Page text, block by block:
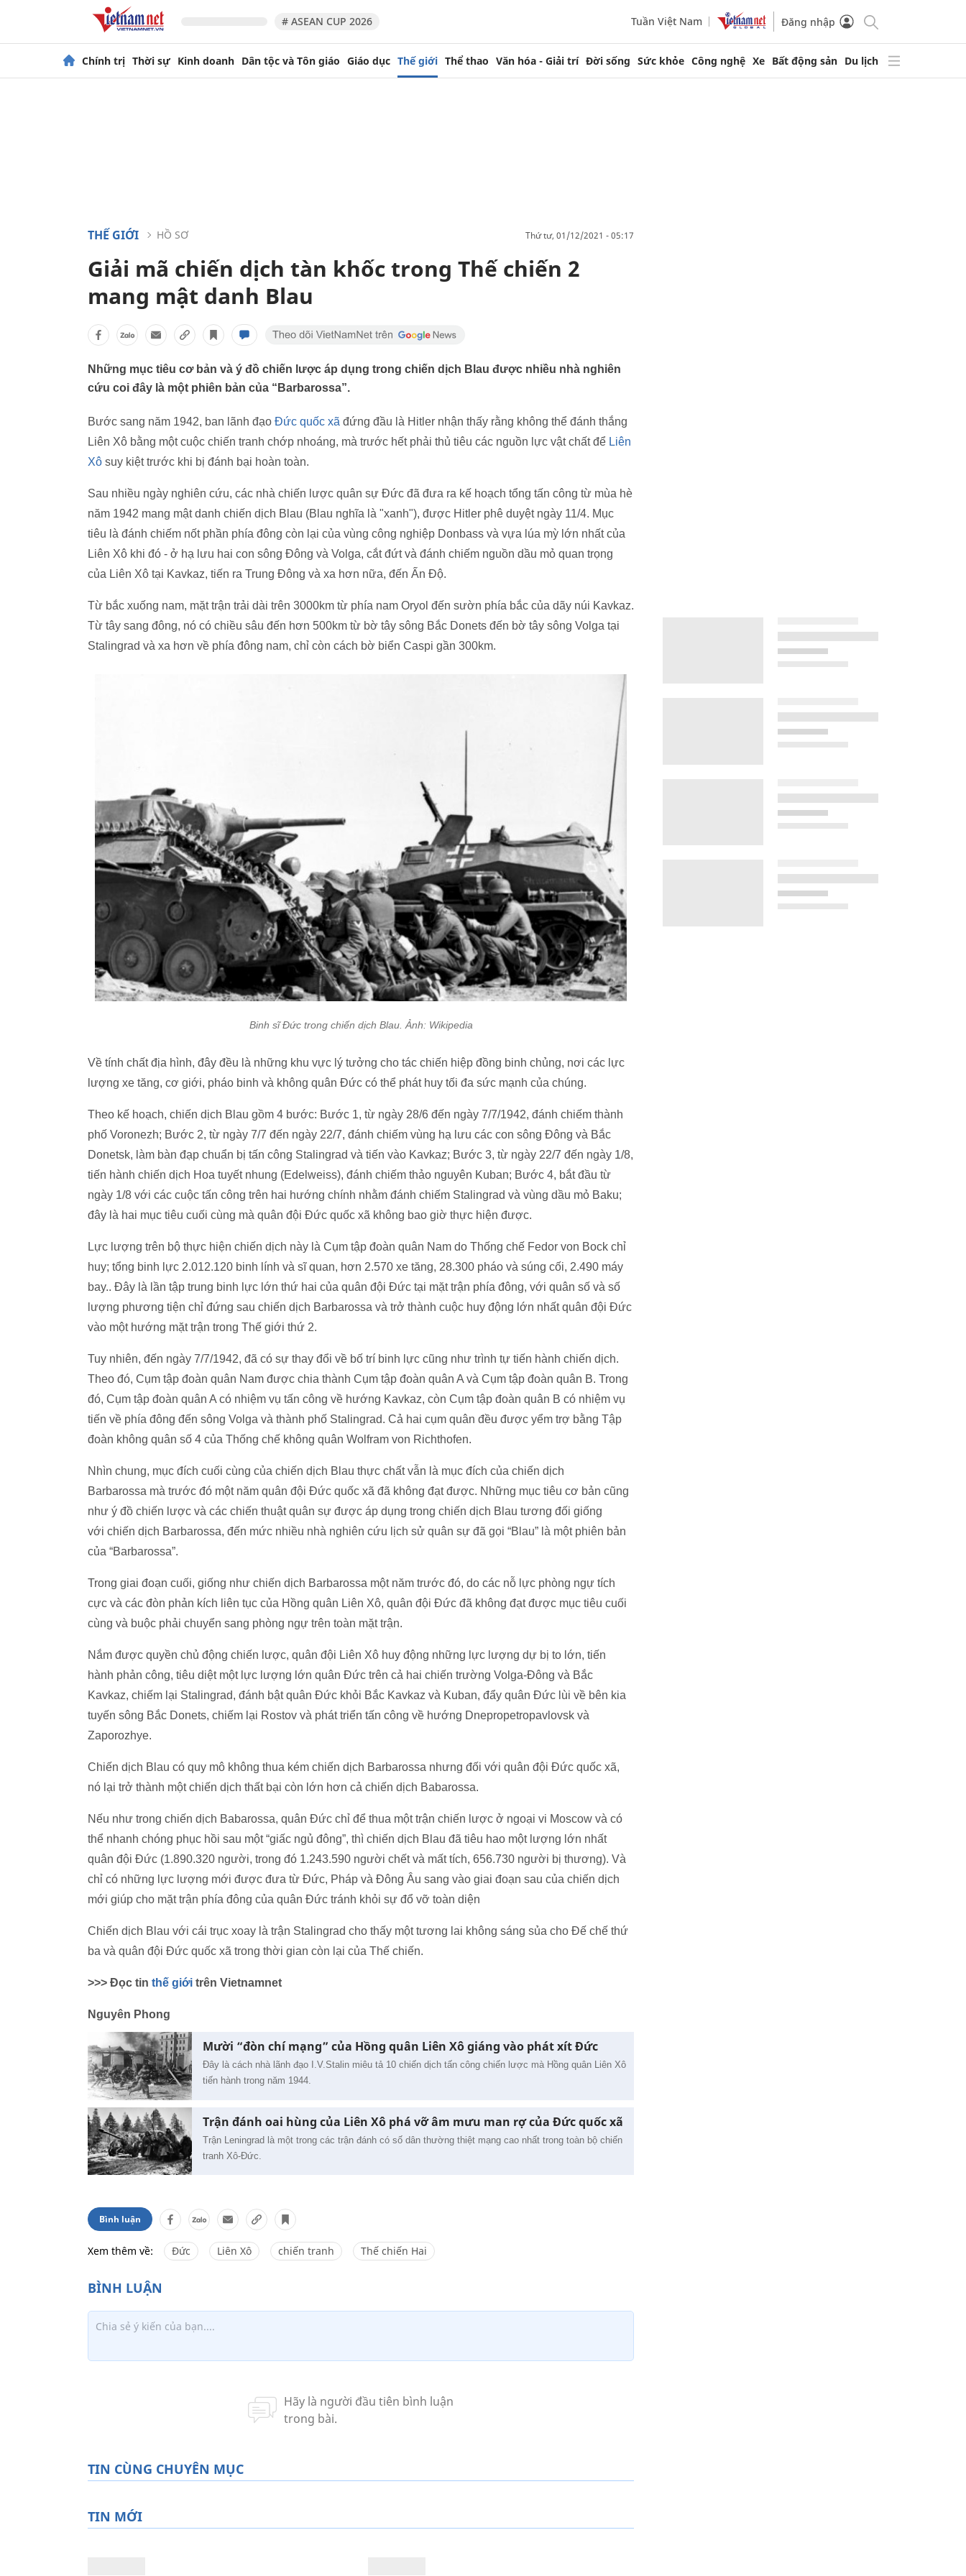
# ASEAN CUP 2026 Tuần Việt Nam Đăng nhập
Chính trị Thời sự Kinh doanh Dân tộc và Tôn giáo Giáo dục Thế giới Thể thao Văn hóa - Giải trí Đời sống Sức khỏe Công nghệ Xe Bất động sản Du lịch
THẾ GIỚI HỒ SƠ thứ tư, 01/12/2021 - 05:17
Giải mã chiến dịch tàn khốc trong Thế chiến 2
mang mật danh Blau
Những mục tiêu cơ bản và ý đồ chiến lược áp dụng trong chiến dịch Blau được nhiều nhà nghiên
cứu coi đây là một phiên bản của “Barbarossa”.
Bước sang năm 1942, ban lãnh đạo Đức quốc xã đứng đầu là Hitler nhận thấy rằng không thể đánh thắng
Liên Xô bằng một cuộc chiến tranh chớp nhoáng, mà trước hết phải thủ tiêu các nguồn lực vật chất để Liên
Xô suy kiệt trước khi bị đánh bại hoàn toàn.
Sau nhiều ngày nghiên cứu, các nhà chiến lược quân sự Đức đã đưa ra kế hoạch tổng tấn công từ mùa hè
năm 1942 mang mật danh chiến dịch Blau (Blau nghĩa là "xanh"), được Hitler phê duyệt ngày 11/4. Mục
tiêu là đánh chiếm nốt phần phía đông còn lại của vùng công nghiệp Donbass và vựa lúa mỳ lớn nhất của
Liên Xô khi đó - ở hạ lưu hai con sông Đông và Volga, cắt đứt và đánh chiếm nguồn dầu mỏ quan trọng
của Liên Xô tại Kavkaz, tiến ra Trung Đông và xa hơn nữa, đến Ấn Độ.
Từ bắc xuống nam, mặt trận trải dài trên 3000km từ phía nam Oryol đến sườn phía bắc của dãy núi Kavkaz.
Từ tây sang đông, nó có chiều sâu đến hơn 500km từ bờ tây sông Bắc Donets đến bờ tây sông Volga tại
Stalingrad và xa hơn về phía đông nam, chỉ còn cách bờ biển Caspi gần 300km.
Binh sĩ Đức trong chiến dịch Blau. Ảnh: Wikipedia
Về tính chất địa hình, đây đều là những khu vực lý tưởng cho tác chiến hiệp đồng binh chủng, nơi các lực
lượng xe tăng, cơ giới, pháo binh và không quân Đức có thể phát huy tối đa sức mạnh của chúng.
Theo kế hoạch, chiến dịch Blau gồm 4 bước: Bước 1, từ ngày 28/6 đến ngày 7/7/1942, đánh chiếm thành
phố Voronezh; Bước 2, từ ngày 7/7 đến ngày 22/7, đánh chiếm vùng hạ lưu các con sông Đông và Bắc
Donetsk, làm bàn đạp chuẩn bị tấn công Stalingrad và tiến vào Kavkaz; Bước 3, từ ngày 22/7 đến ngày 1/8,
tiến hành chiến dịch Hoa tuyết nhung (Edelweiss), đánh chiếm thảo nguyên Kuban; Bước 4, bắt đầu từ
ngày 1/8 với các cuộc tấn công trên hai hướng chính nhằm đánh chiếm Stalingrad và vùng dầu mỏ Baku;
đây là hai mục tiêu cuối cùng mà quân đội Đức quốc xã không bao giờ thực hiện được.
Lực lượng trên bộ thực hiện chiến dịch này là Cụm tập đoàn quân Nam do Thống chế Fedor von Bock chỉ
huy; tổng binh lực 2.012.120 binh lính và sĩ quan, hơn 2.570 xe tăng, 28.300 pháo và súng cối, 2.490 máy
bay.. Đây là lần tập trung binh lực lớn thứ hai của quân đội Đức tại mặt trận phía đông, với quân số và số
lượng phương tiện chỉ đứng sau chiến dịch Barbarossa và trở thành cuộc huy động lớn nhất quân đội Đức
vào một hướng mặt trận trong Thế giới thứ 2.
Tuy nhiên, đến ngày 7/7/1942, đã có sự thay đổi về bố trí binh lực cũng như trình tự tiến hành chiến dịch.
Theo đó, Cụm tập đoàn quân Nam được chia thành Cụm tập đoàn quân A và Cụm tập đoàn quân B. Trong
đó, Cụm tập đoàn quân A có nhiệm vụ tấn công về hướng Kavkaz, còn Cụm tập đoàn quân B có nhiệm vụ
tiến về phía đông đến sông Volga và thành phố Stalingrad. Cả hai cụm quân đều được yểm trợ bằng Tập
đoàn không quân số 4 của Thống chế không quân Wolfram von Richthofen.
Nhìn chung, mục đích cuối cùng của chiến dịch Blau thực chất vẫn là mục đích của chiến dịch
Barbarossa mà trước đó một năm quân đội Đức quốc xã đã không đạt được. Những mục tiêu cơ bản cũng
như ý đồ chiến lược và các chiến thuật quân sự được áp dụng trong chiến dịch Blau tương đối giống
với chiến dịch Barbarossa, đến mức nhiều nhà nghiên cứu lịch sử quân sự đã gọi “Blau” là một phiên bản
của “Barbarossa”.
Trong giai đoạn cuối, giống như chiến dịch Barbarossa một năm trước đó, do các nỗ lực phòng ngự tích
cực và các đòn phản kích liên tục của Hồng quân Liên Xô, quân đội Đức đã không đạt được mục tiêu cuối
cùng và buộc phải chuyển sang phòng ngự trên toàn mặt trận.
Nắm được quyền chủ động chiến lược, quân đội Liên Xô huy động những lực lượng dự bị to lớn, tiến
hành phản công, tiêu diệt một lực lượng lớn quân Đức trên cả hai chiến trường Volga-Đông và Bắc
Kavkaz, chiếm lại Stalingrad, đánh bật quân Đức khỏi Bắc Kavkaz và Kuban, đẩy quân Đức lùi về bên kia
tuyến sông Bắc Donets, chiếm lại Rostov và phát triển tấn công về hướng Dnepropetropavlovsk và
Zaporozhye.
Chiến dịch Blau có quy mô không thua kém chiến dịch Barbarossa nhưng đối với quân đội Đức quốc xã,
nó lại trở thành một chiến dịch thất bại còn lớn hơn cả chiến dịch Babarossa.
Nếu như trong chiến dịch Babarossa, quân Đức chỉ để thua một trận chiến lược ở ngoại vi Moscow và có
thể nhanh chóng phục hồi sau một “giấc ngủ đông”, thì chiến dịch Blau đã tiêu hao một lượng lớn nhất
quân đội Đức (1.890.320 người, trong đó 1.243.590 người chết và mất tích, 656.730 người bị thương). Và
chỉ có những lực lượng mới được đưa từ Đức, Pháp và Đông Âu sang vào giai đoạn sau của chiến dịch
mới giúp cho mặt trận phía đông của quân Đức tránh khỏi sự đổ vỡ toàn diện
Chiến dịch Blau với cái trục xoay là trận Stalingrad cho thấy một tương lai không sáng sủa cho Đế chế thứ
ba và quân đội Đức quốc xã trong thời gian còn lại của Thế chiến.
>>> Đọc tin thế giới trên Vietnamnet
Nguyên Phong
Mười “đòn chí mạng” của Hồng quân Liên Xô giáng vào phát xít Đức
Đây là cách nhà lãnh đạo I.V.Stalin miêu tả 10 chiến dịch tấn công chiến lược mà Hồng quân Liên Xô
tiến hành trong năm 1944.
Trận đánh oai hùng của Liên Xô phá vỡ âm mưu man rợ của Đức quốc xã
Trận Leningrad là một trong các trận đánh có số dân thường thiệt mạng cao nhất trong toàn bộ chiến
tranh Xô-Đức.
Bình luận
Xem thêm về: Đức Liên Xô chiến tranh Thế chiến Hai
TIN CÙNG CHUYÊN MỤC
TIN MỚI